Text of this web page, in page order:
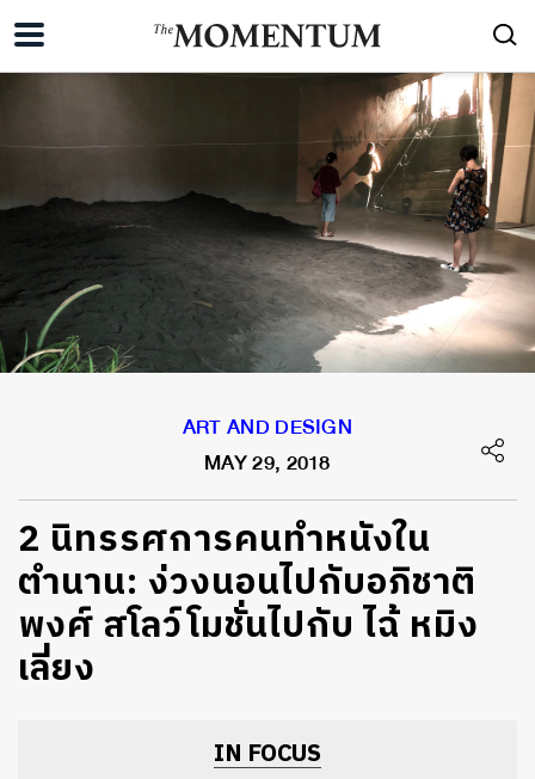
ART AND DESIGN
MAY 29, 2018
2 นิทรรศการคนทำหนังใน
ตำนาน: ง่วงนอนไปกับอภิชาติ
พงศ์ สโลว์โมชั่นไปกับ ไฉ้ หมิง
เลี่ยง
IN FOCUS